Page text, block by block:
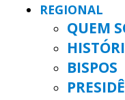
REGIONAL
QUEM
BISPOS